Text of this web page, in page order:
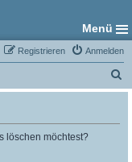
Menü
Anmelden
Registrieren
u
löschen möchtest?